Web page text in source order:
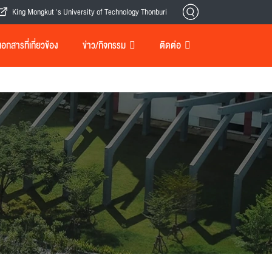
King Mongkut 's University of Technology Thonburi
กสารที่เกี่ยวข้อง ข่าว/กิจกรรม ติดต่อ